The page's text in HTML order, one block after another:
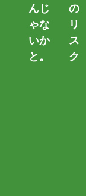
んじ
ゃな
いか
と。
の
リ
ス
ク